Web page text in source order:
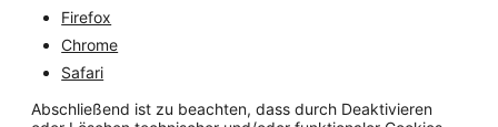
Firefox
Chrome
Safari
Abschließend ist zu beachten, dass durch Deaktivieren